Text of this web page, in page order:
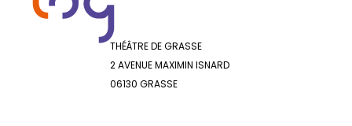
THÉÂTRE DE GRASSE
2 AVENUE MAXIMIN ISNARD
06130 GRASSE